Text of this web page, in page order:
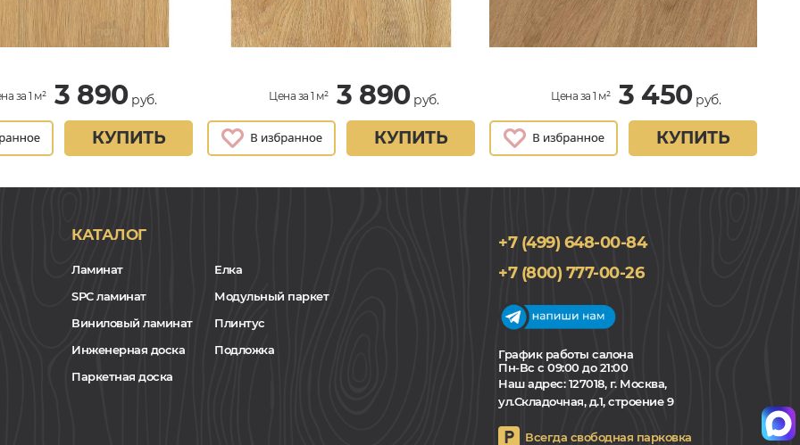
за 1 м² 3 890руб.
КУПИТЬ
Цена за 1 м² 3 890руб.
КУПИТЬ
Цена за 1 м² 3 450руб.
КУПИТЬ
КАТАЛОГ
Ламинат
SPC ламинат
Виниловый ламинат
Инженерная доска
Паркетная доска
Елка
Модульный паркет
Плинтус
Подложка
+7 (499) 648-00-84
+7 (800) 777-00-26
График работы салона
Пн-Вс с 09:00 до 21:00
Наш адрес:127018, г. Москва,
ул.Складочная, д.1, строение 9
Всегда свободная парковка